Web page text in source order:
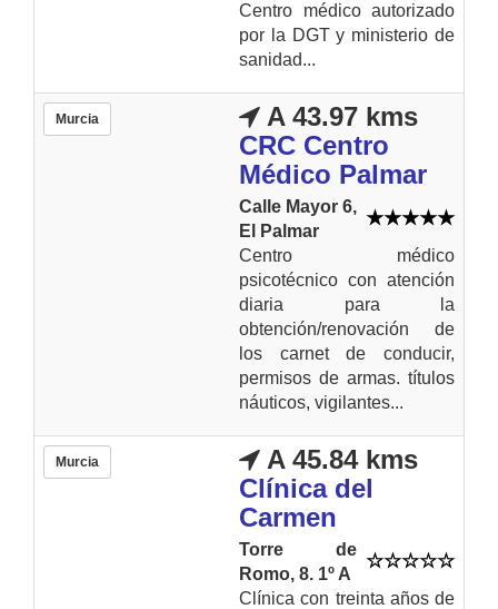
Centro médico autorizado
por la DGT y ministerio de
sanidad...
Murcia
A 43.97 kms
CRC Centro
Médico Palmar
Calle Mayor 6,
El Palmar
Centro médico
psicotécnico con atención
diaria para la
obtención/renovación de
los carnet de conducir,
permisos de armas. títulos
náuticos, vigilantes...
Murcia
A 45.84 kms
Clínica del
Carmen
Torre de
Romo, 8. 1º A
Clínica con treinta años de